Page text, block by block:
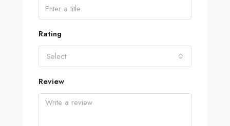
Rating
Select
Review